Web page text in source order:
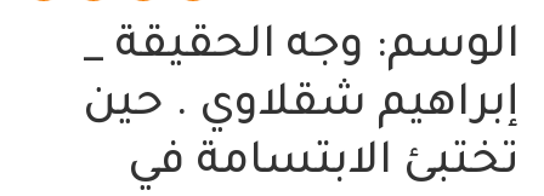
الوسم: وجه الحقيقة _
إبراهيم شقلاوي . حين
تختبئ الابتسامة في